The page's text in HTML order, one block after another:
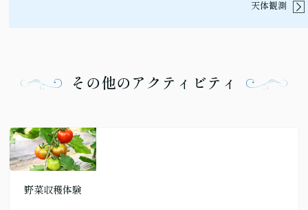
天体観測
その他のアクティビティ
野菜収穫体験